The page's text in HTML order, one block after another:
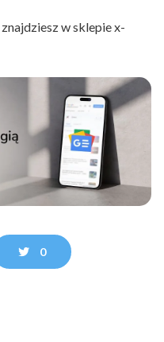
znajdziesz w sklepie x-
0